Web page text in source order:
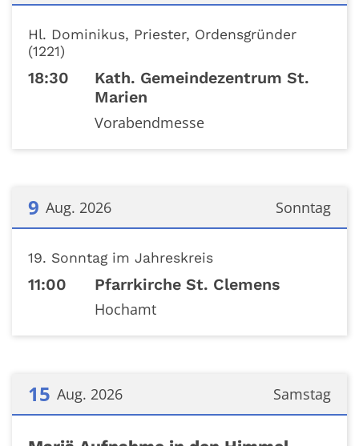
Hl. Dominikus, Priester, Ordensgründer
(1221)
18:30
Kath. Gemeindezentrum St.
Marien
Vorabendmesse
Sonntag
9 Aug. 2026
19. Sonntag im Jahreskreis
11:00 Pfarrkirche St. Clemens
Hochamt
Samstag
15 Aug. 2026